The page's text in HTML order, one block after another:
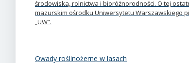
środowiska, rolnictwa i bioróżnorodności. O tej
mazurskim ośrodku Uniwersytetu Warszawskiego
„UW”.
Owady roślinożerne w lasach